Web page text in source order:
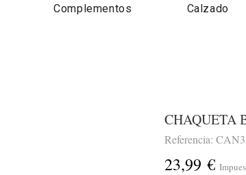
Complementos Calzado
CHAQUETA
Referencia:
23,99 €